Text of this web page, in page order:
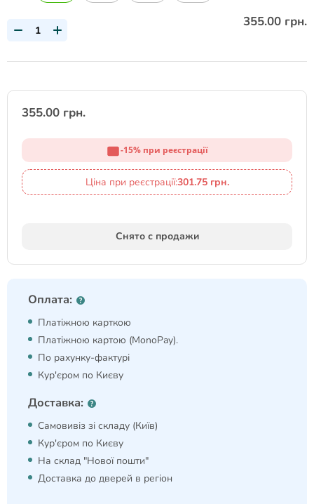
355.00 грн.
355.00 грн.
-15% при реєстрації
Ціна при реєстрації:301.75 грн.
Снято с продажи
Оплата:
Платіжною карткою
Платіжною картою (MonoPay).
По рахунку-фактурі
Кур'єром по Києву
Доставка:
Самовивіз зі складу (Київ)
Кур'єром по Києву
На склад "Нової пошти"
Доставка до дверей в регіон